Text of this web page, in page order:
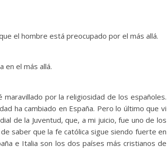
el hombre está preocupado por el más allá.
en el más allá.
por la religiosidad de los españoles.
ha cambiado en España. Pero lo último que vi
de la Juventud, que, a mi juicio, fue uno de los
saber que la fe católica sigue siendo fuerte en
e Italia son los dos países más cristianos de